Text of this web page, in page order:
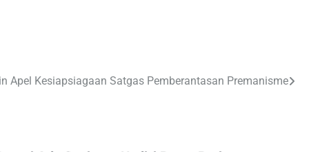
Apel Kesiapsiagaan Satgas Pemberantasan Premanisme